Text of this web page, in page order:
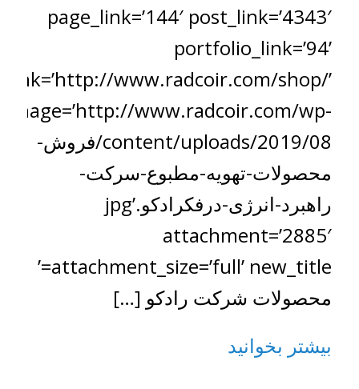
page_link=’144′ post_link=’4343′
portfolio_link=’94’
www.radcoir.com/shop/’
www.radcoir.com/wp-
content/uploads/2019/08/فروش-
محصولات-تهویه-مطبوع-سرکت-
راهبرد-انرژی-درفکرادکو.jpg’
attachment=’2885′
attachment_size=’full’ new_title=’
محصولات شرکت رادکو […]
بیشتر بخوانید